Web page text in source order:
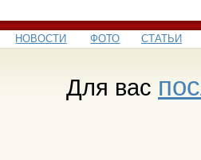
НОВОСТИ ФОТО СТАТЬИ
Для вас